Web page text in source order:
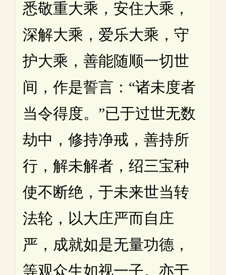
悉敬重大乘，安住大乘，
深解大乘，爱乐大乘，守
护大乘，善能随顺一切世
间，作是誓言：“诸未度者
当令得度。”已于过世无数
劫中，修持净戒，善持所
行，解未解者，绍三宝种
使不断绝，于未来世当转
法轮，以大庄严而自庄
严，成就如是无量功德，
等观众生如视一子。亦于